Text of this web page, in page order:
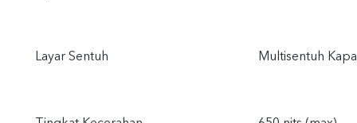
Layar Sentuh Multisentuh